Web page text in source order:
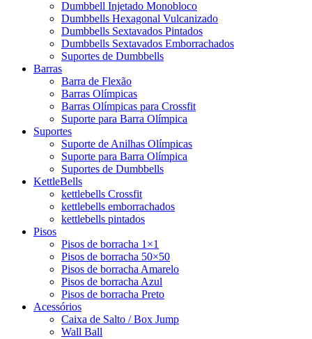
Dumbbell Injetado Monobloco
Dumbbells Hexagonal Vulcanizado
Dumbbells Sextavados Pintados
Dumbbells Sextavados Emborrachados
Suportes de Dumbbells
Barras
Barra de Flexão
Barras Olímpicas
Barras Olímpicas para Crossfit
Suporte para Barra Olímpica
Suportes
Suporte de Anilhas Olímpicas
Suporte para Barra Olímpica
Suportes de Dumbbells
KettleBells
kettlebells Crossfit
kettlebells emborrachados
kettlebells pintados
Pisos
Pisos de borracha 1×1
Pisos de borracha 50×50
Pisos de borracha Amarelo
Pisos de borracha Azul
Pisos de borracha Preto
Acessórios
Caixa de Salto / Box Jump
Wall Ball